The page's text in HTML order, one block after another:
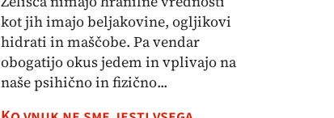
kot jih imajo beljakovine, ogljikovi
hidrati in maščobe. Pa vendar
obogatijo okus jedem in vplivajo na
naše psihično in fizično...